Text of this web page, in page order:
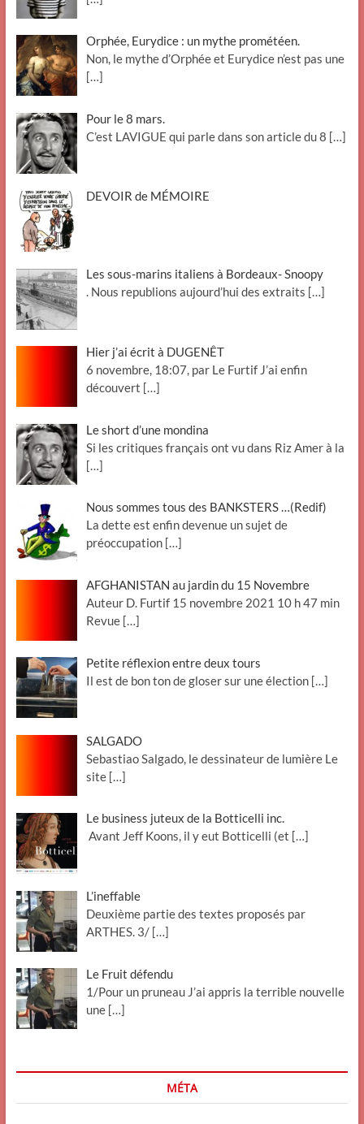
Orphée, Eurydice : un mythe prométéen.
Non, le mythe d’Orphée et Eurydice n’est pas une
[…]
Pour le 8 mars.
C’est LAVIGUE qui parle dans son article du 8 […]
DEVOIR de MÉMOIRE
Les sous-marins italiens à Bordeaux- Snoopy
. Nous republions aujourd’hui des extraits […]
Hier j’ai écrit à DUGENÊT
6 novembre, 18:07, par Le Furtif J’ai enfin
découvert […]
Le short d’une mondina
Si les critiques français ont vu dans Riz Amer à la
[…]
Nous sommes tous des BANKSTERS …(Redif)
La dette est enfin devenue un sujet de
préoccupation […]
AFGHANISTAN au jardin du 15 Novembre
Auteur D. Furtif 15 novembre 2021 10 h 47 min
Revue […]
Petite réflexion entre deux tours
Il est de bon ton de gloser sur une élection […]
SALGADO
Sebastiao Salgado, le dessinateur de lumière Le
site […]
Le business juteux de la Botticelli inc.
Avant Jeff Koons, il y eut Botticelli (et […]
L’ineffable
Deuxième partie des textes proposés par
ARTHES. 3/ […]
Le Fruit défendu
1/Pour un pruneau J’ai appris la terrible nouvelle
une […]
MÉTA